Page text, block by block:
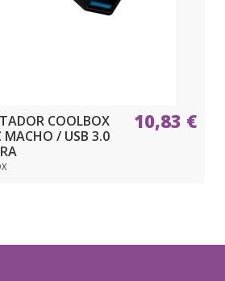
COOLBOX
MACHO / USB 3.0
10,83 €